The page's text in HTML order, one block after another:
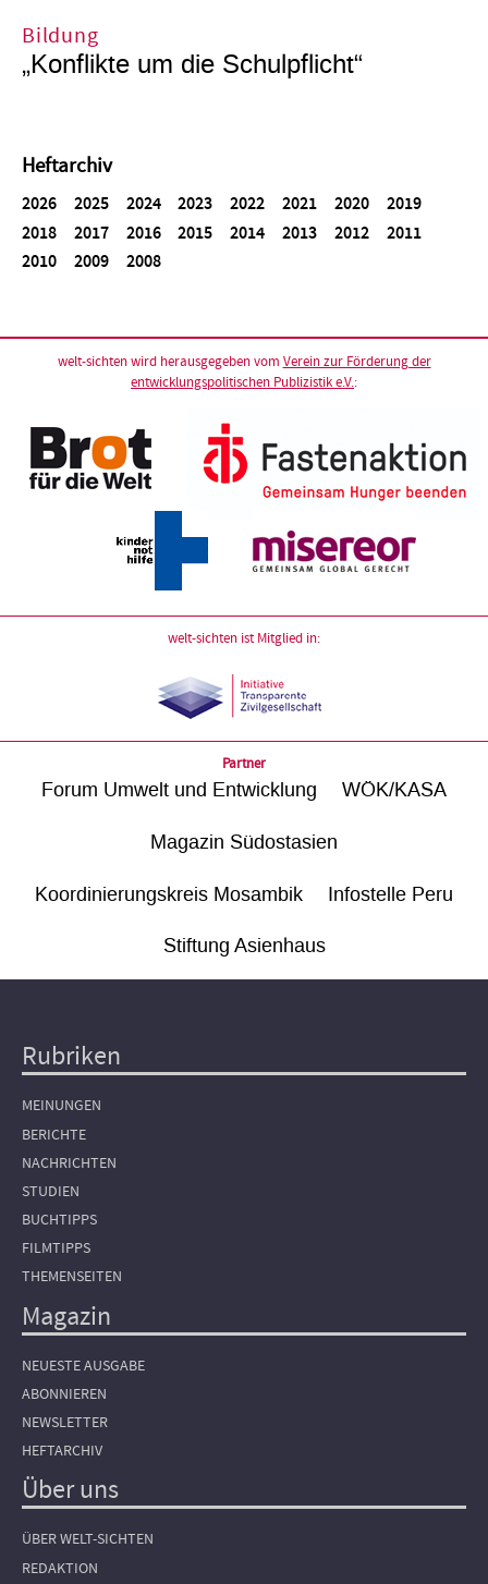
Bildung
„Konflikte um die Schulpflicht“
Heftarchiv
2026 2025 2024 2023 2022 2021 2020
2019
2018
2017 2016 2015 2014 2013 2012
2011
2010
2009 2008
welt-sichten wird herausgegeben vom Verein zur Förderung der
entwicklungspolitischen Publizistik e.V.:
welt-sichten ist Mitglied in:
Partner
Forum Umwelt und Entwicklung WÖK/KASA
Magazin Südostasien
Koordinierungskreis Mosambik Infostelle Peru
Stiftung Asienhaus
Hauptnavigation
Rubriken
MEINUNGEN
BERICHTE
NACHRICHTEN
STUDIEN
BUCHTIPPS
FILMTIPPS
THEMENSEITEN
Magazin
NEUESTE AUSGABE
ABONNIEREN
NEWSLETTER
HEFTARCHIV
Über uns
ÜBER WELT-SICHTEN
REDAKTION